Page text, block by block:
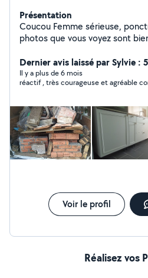
Présentation
Coucou Femme sérieuse, ponctuelle et dynamique. Les
photos que vous voyez sont
Dernier avis laissé par Sylvie :
Il y a plus de 6 mois
réactif , très
Voir le profil
Réalisez vos